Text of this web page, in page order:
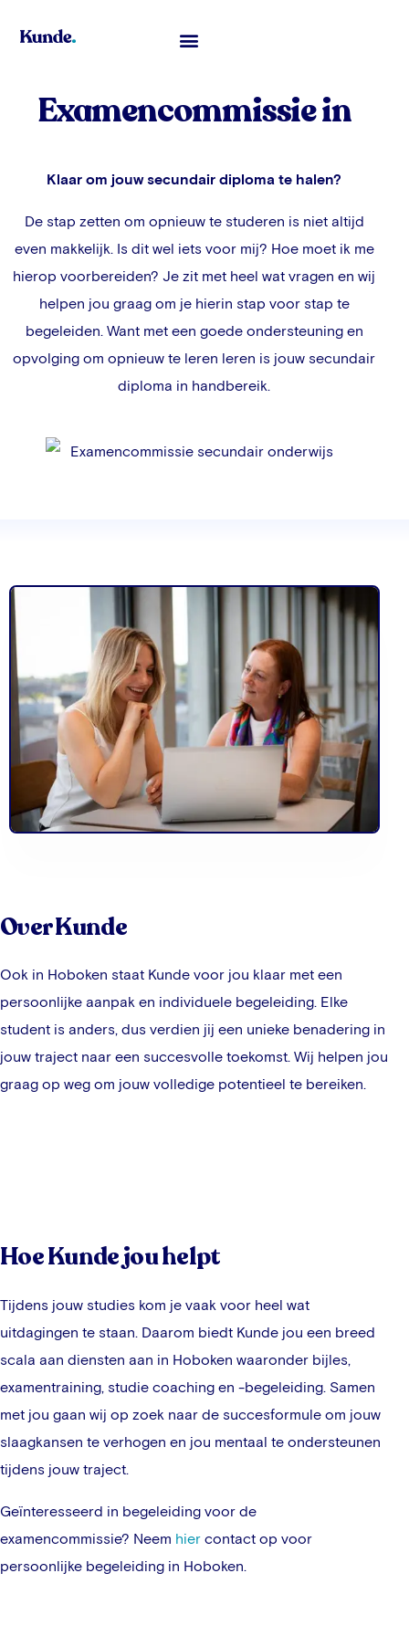
Examencommissie in
Klaar om jouw secundair diploma te halen?
De stap zetten om opnieuw te studeren is niet altijd
even makkelijk. Is dit wel iets voor mij? Hoe moet ik me
hierop voorbereiden? Je zit met heel wat vragen en wij
helpen jou graag om je hierin stap voor stap te
begeleiden. Want met een goede ondersteuning en
opvolging om opnieuw te leren leren is jouw secundair
diploma in handbereik.
Over Kunde
Ook in Hoboken staat Kunde voor jou klaar met een
persoonlijke aanpak en individuele begeleiding. Elke
student is anders, dus verdien jij een unieke benadering in
jouw traject naar een succesvolle toekomst. Wij helpen jou
graag op weg om jouw volledige potentieel te bereiken.
Hoe Kunde jou helpt
Tijdens jouw studies kom je vaak voor heel wat
uitdagingen te staan. Daarom biedt Kunde jou een breed
scala aan diensten aan in Hoboken waaronder bijles,
examentraining, studie coaching en -begeleiding. Samen
met jou gaan wij op zoek naar de succesformule om jouw
slaagkansen te verhogen en jou mentaal te ondersteunen
tijdens jouw traject.
Geïnteresseerd in begeleiding voor de
examencommissie? Neem hier contact op voor
persoonlijke begeleiding in Hoboken.